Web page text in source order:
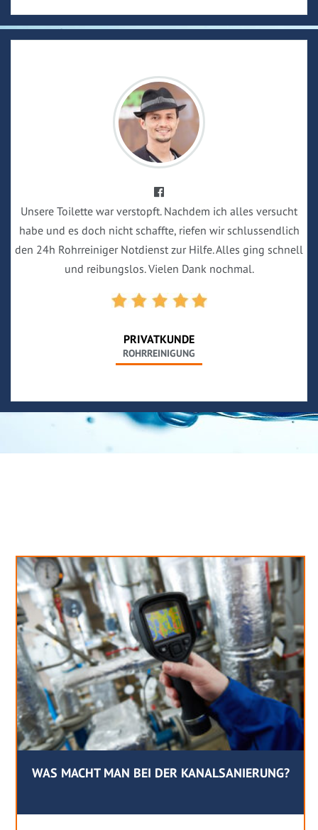
Unsere Toilette war verstopft. Nachdem ich alles versucht
habe und es doch nicht schaffte, riefen wir schlussendlich
den 24h Rohrreiniger Notdienst zur Hilfe. Alles ging schnell
und reibungslos. Vielen Dank nochmal.
PRIVATKUNDE
ROHRREINIGUNG
WAS MACHT MAN BEI DER KANALSANIERUNG?